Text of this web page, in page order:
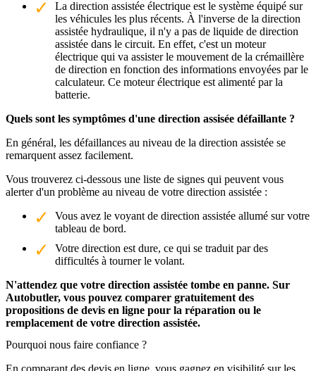
La direction assistée électrique est le système équipé sur
les véhicules les plus récents. À l'inverse de la direction
assistée hydraulique, il n'y a pas de liquide de direction
assistée dans le circuit. En effet, c'est un moteur
électrique qui va assister le mouvement de la crémaillère
de direction en fonction des informations envoyées par le
calculateur. Ce moteur électrique est alimenté par la
batterie.
Quels sont les symptômes d'une direction assisée défaillante ?
En général, les défaillances au niveau de la direction assistée se
remarquent assez facilement.
Vous trouverez ci-dessous une liste de signes qui peuvent vous
alerter d'un problème au niveau de votre direction assistée :
Vous avez le voyant de direction assistée allumé sur votre
tableau de bord.
Votre direction est dure, ce qui se traduit par des
difficultés à tourner le volant.
N'attendez que votre direction assistée tombe en panne. Sur
Autobutler, vous pouvez comparer gratuitement des
propositions de devis en ligne pour la réparation ou le
remplacement de votre direction assistée.
Pourquoi nous faire confiance ?